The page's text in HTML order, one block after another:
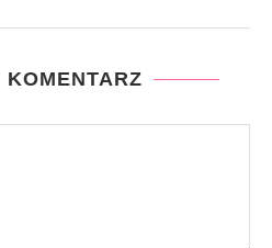
KOMENTARZ